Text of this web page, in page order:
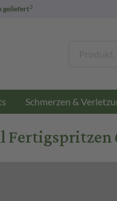
geliefert3
Schmerzen &